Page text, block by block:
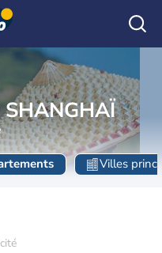
SHANGHAÏ
Villes